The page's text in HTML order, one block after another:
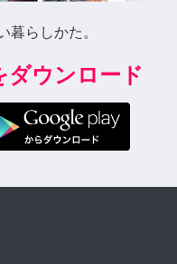
暮らしかた。
ダウンロード